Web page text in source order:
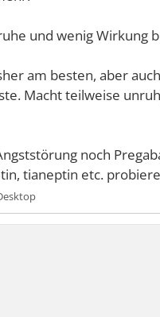
und wenig Wirkung
am besten, aber
Macht teilweise
noch
tianeptin etc.